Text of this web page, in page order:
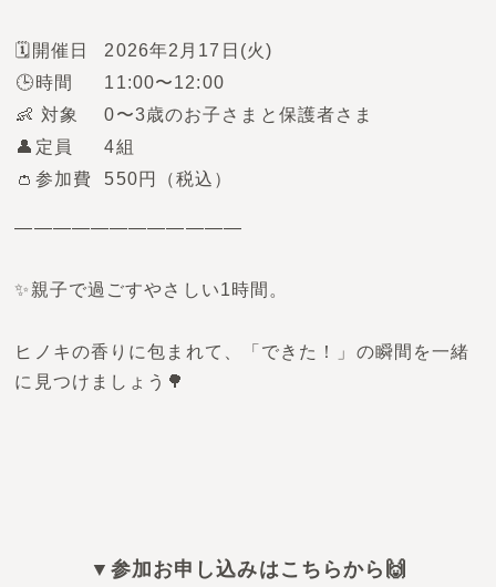
🗓️開催日
2026年2月17日(火)
🕒時間
11:00〜12:00
👶 対象
0〜3歳のお子さまと保護者さま
👤定員
4組
👛参加費
550円（税込）
————————————
✨親子で過ごすやさしい1時間。
ヒノキの香りに包まれて、「できた！」の瞬間を一緒
に見つけましょう🌳
▼参加お申し込みはこちらから🙌